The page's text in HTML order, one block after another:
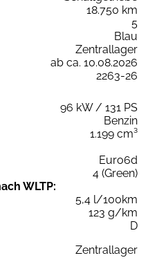
18.750 km
5
Blau
Zentrallager
ab ca. 10.08.2026
2263-26
96 kW / 131 PS
Benzin
1.199 cm³
Euro6d
4 (Green)
WLTP:
5,4 l/100km
123 g/km
D
Zentrallager